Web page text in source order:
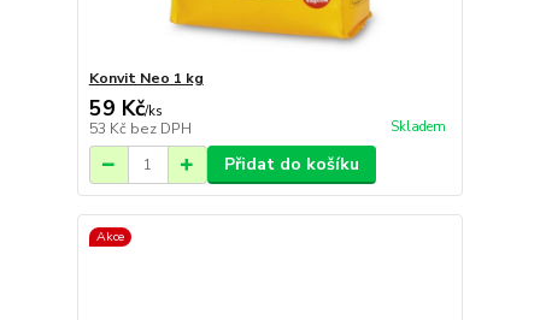
Konvit Neo 1 kg
59 Kč/ks
53 Kč bez DPH Skladem
Přidat do košíku
Akce